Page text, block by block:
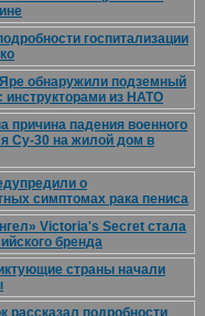
госпитализации
обнаружили подземный
инструкторами из НАТО
причина падения военного
Су-30 на жилой дом в
о
симптомах рака пениса
Victoria's Secret стала
бренда
страны начали
рассказал подробности